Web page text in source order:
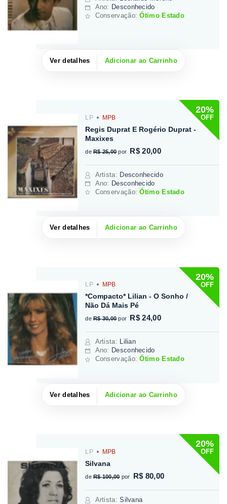
Ano: Desconhecido
Conservação:Ótimo Estado
Ver detalhes Adicionar ao Carrinho
20%
OFF
LP MPB
Regis Duprat E Rogério Duprat -
Maxixes
de R$ 25,00 por R$ 20,00
Artista: Desconhecido
Ano: Desconhecido
Conservação:Ótimo Estado
Ver detalhes Adicionar ao Carrinho
20%
OFF
LP MPB
*Compacto* Lilian - O Sonho /
Não Dá Mais Pé
de R$ 30,00 por R$ 24,00
Artista: Lilian
Ano: Desconhecido
Conservação:Ótimo Estado
Ver detalhes Adicionar ao Carrinho
20%
OFF
LP MPB
Silvana
de R$ 100,00 por R$ 80,00
Artista:Silvana